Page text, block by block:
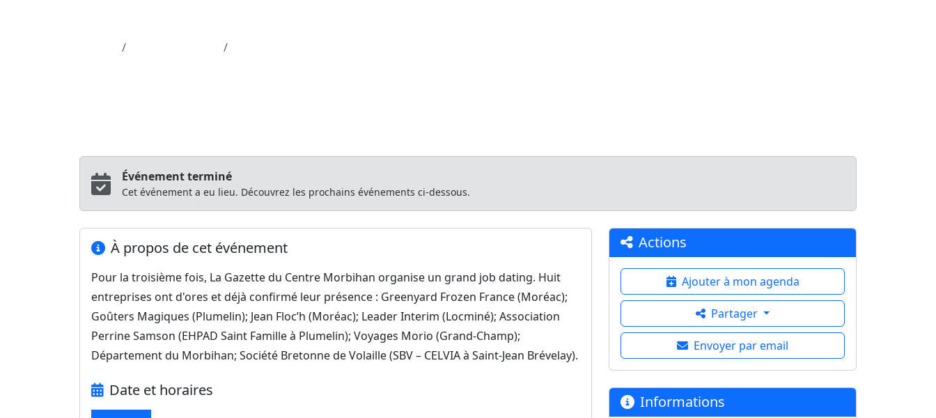
Événement terminé
Cet événement a eu lieu. Découvrez les prochains événements ci-dessous.
À propos de cet événement
Pour la troisième fois, La Gazette du Centre Morbihan organise un grand job dating. Huit
entreprises ont d'ores et déjà confirmé leur présence : Greenyard Frozen France (Moréac);
Goûters Magiques (Plumelin); Jean Floc’h (Moréac); Leader Interim (Locminé); Association
Perrine Samson (EHPAD Saint Famille à Plumelin); Voyages Morio (Grand-Champ);
Département du Morbihan; Société Bretonne de Volaille (SBV – CELVIA à Saint-Jean Brévelay).
Date et horaires
Actions
Ajouter à mon agenda
Partager
Envoyer par email
Informations